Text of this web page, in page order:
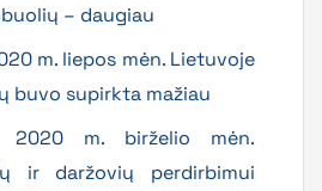
– daugiau
m. liepos mėn. Lietuvoje
buvo supirkta mažiau
2020 m. birželio mėn.
ir daržovių perdirbimui